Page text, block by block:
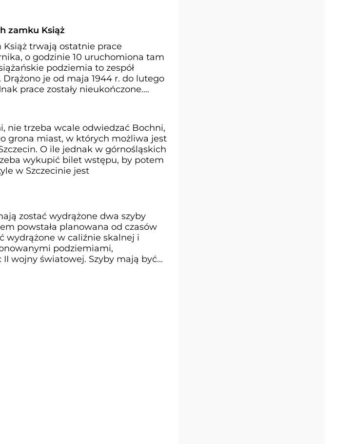
zamku Książ
trwają ostatnie prace
o godzinie 10 uruchomiona tam
podziemia to zespół
je od maja 1944 r. do lutego
prace zostały nieukończone.
nie trzeba wcale odwiedzać Bochni,
grona miast, w których możliwa jest
O ile jednak w górnośląskich
wykupić bilet wstępu, by potem
w Szczecinie jest
zostać wydrążone dwa szyby
powstała planowana od czasów
wydrążone w caliźnie skalnej i
podziemiami,
wojny światowej. Szyby mają być